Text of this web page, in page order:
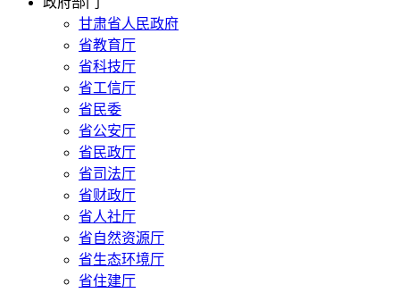
甘肃省人民政府
省教育厅
省科技厅
省工信厅
省民委
省公安厅
省民政厅
省司法厅
省财政厅
省人社厅
省自然资源厅
省生态环境厅
省住建厅